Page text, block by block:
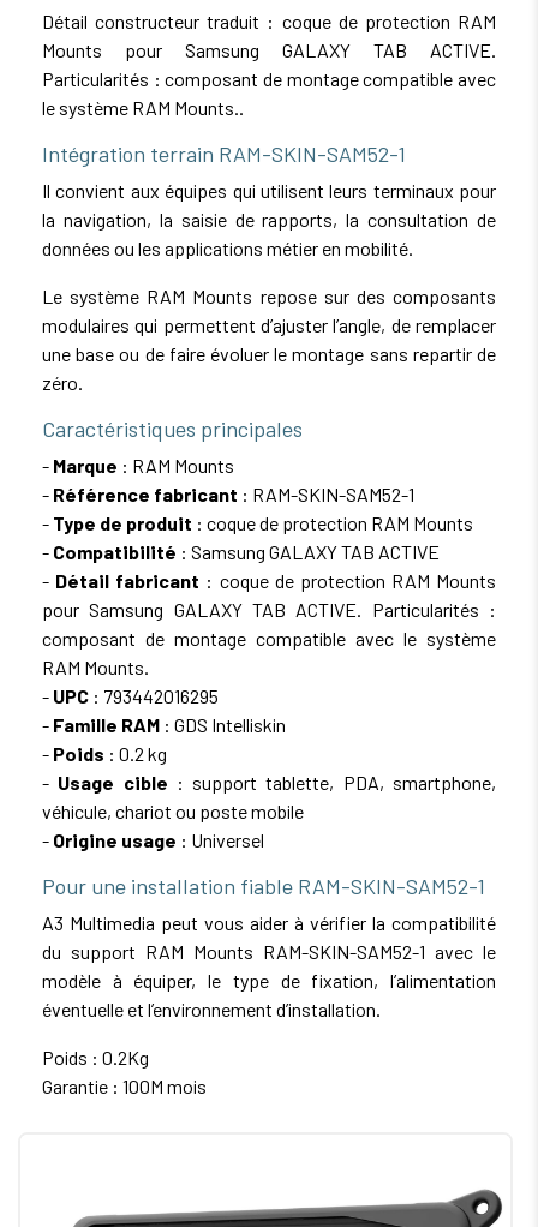
Détail constructeur traduit : coque de protection RAM
Mounts pour Samsung GALAXY TAB ACTIVE.
Particularités : composant de montage compatible avec
le système RAM Mounts..
Intégration terrain RAM-SKIN-SAM52-1
Il convient aux équipes qui utilisent leurs terminaux pour
la navigation, la saisie de rapports, la consultation de
données ou les applications métier en mobilité.
Le système RAM Mounts repose sur des composants
modulaires qui permettent d’ajuster l’angle, de remplacer
une base ou de faire évoluer le montage sans repartir de
zéro.
Caractéristiques principales
- Marque : RAM Mounts
- Référence fabricant : RAM-SKIN-SAM52-1
- Type de produit : coque de protection RAM Mounts
- Compatibilité : Samsung GALAXY TAB ACTIVE
- Détail fabricant : coque de protection RAM Mounts
pour Samsung GALAXY TAB ACTIVE. Particularités :
composant de montage compatible avec le système
RAM Mounts.
- UPC : 793442016295
- Famille RAM : GDS Intelliskin
- Poids : 0.2 kg
- Usage cible : support tablette, PDA, smartphone,
véhicule, chariot ou poste mobile
- Origine usage : Universel
Pour une installation fiable RAM-SKIN-SAM52-1
A3 Multimedia peut vous aider à vérifier la compatibilité
du support RAM Mounts RAM-SKIN-SAM52-1 avec le
modèle à équiper, le type de fixation, l’alimentation
éventuelle et l’environnement d’installation.
Poids : 0.2Kg
Garantie : 100M mois